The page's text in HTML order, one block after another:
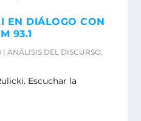
EN DIÁLOGO CON
93.1
|ANÁLISIS DEL DISCURSO
Escuchar la